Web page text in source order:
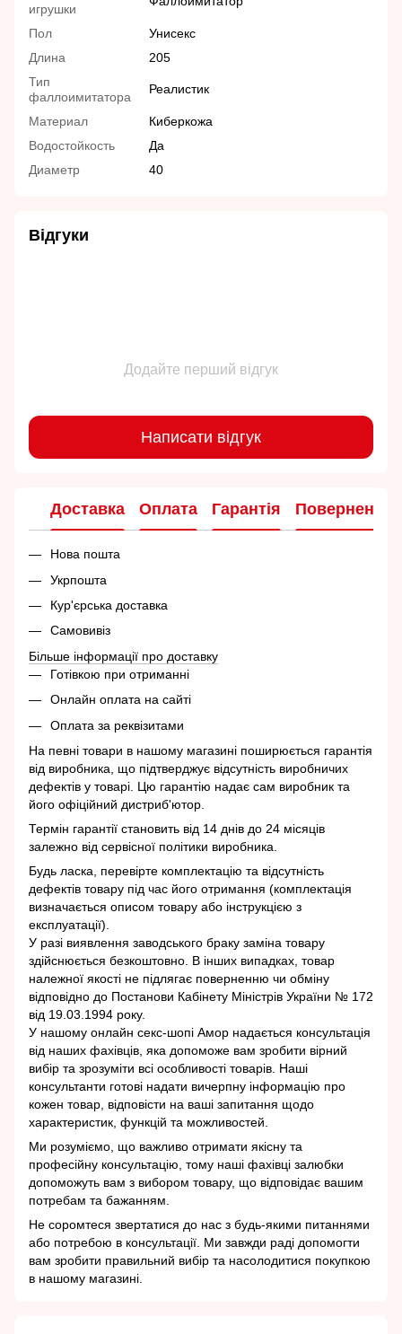
игрушки
Пол
Унисекс
Длина
205
Тип
фаллоимитатора
Реалистик
Материал
Киберкожа
Водостойкость
Да
Диаметр
40
Відгуки
Додайте перший відгук
Написати відгук
Доставка Оплата Гарантія Повернення
Нова пошта
Укрпошта
Кур'єрська доставка
Самовивіз
Більше інформації про доставку
Готівкою при отриманні
Онлайн оплата на сайті
Оплата за реквізитами
На певні товари в нашому магазині поширюється гарантія
від виробника, що підтверджує відсутність виробничих
дефектів у товарі. Цю гарантію надає сам виробник та
його офіційний дистриб'ютор.
Термін гарантії становить від 14 днів до 24 місяців
залежно від сервісної політики виробника.
Будь ласка, перевірте комплектацію та відсутність
дефектів товару під час його отримання (комплектація
визначається описом товару або інструкцією з
експлуатації).
У разі виявлення заводського браку заміна товару
здійснюється безкоштовно. В інших випадках, товар
належної якості не підлягає поверненню чи обміну
відповідно до Постанови Кабінету Міністрів України № 172
від 19.03.1994 року.
У нашому онлайн секс-шопі Амор надається консультація
від наших фахівців, яка допоможе вам зробити вірний
вибір та зрозуміти всі особливості товарів. Наші
консультанти готові надати вичерпну інформацію про
кожен товар, відповісти на ваші запитання щодо
характеристик, функцій та можливостей.
Ми розуміємо, що важливо отримати якісну та
професійну консультацію, тому наші фахівці залюбки
допоможуть вам з вибором товару, що відповідає вашим
потребам та бажанням.
Не соромтеся звертатися до нас з будь-якими питаннями
або потребою в консультації. Ми завжди раді допомогти
вам зробити правильний вибір та насолодитися покупкою
в нашому магазині.